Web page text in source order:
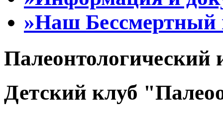
»Наш Бессмертный
Палеонтологический
Детский клуб